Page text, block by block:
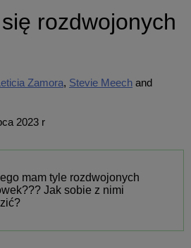
rozdwojonych
Zamora Stevie Meech
2023 r
mam tyle rozdwojonych
Jak sobie z nimi